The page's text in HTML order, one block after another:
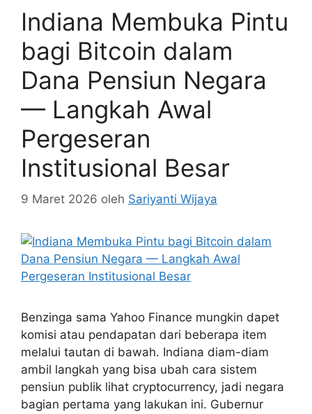
Indiana Membuka Pintu
bagi Bitcoin dalam
Dana Pensiun Negara
— Langkah Awal
Pergeseran
Institusional Besar
9 Maret 2026 oleh Sariyanti Wijaya
Benzinga sama Yahoo Finance mungkin dapet
komisi atau pendapatan dari beberapa item
melalui tautan di bawah. Indiana diam-diam
ambil langkah yang bisa ubah cara sistem
pensiun publik lihat cryptocurrency, jadi negara
bagian pertama yang lakukan ini. Gubernur